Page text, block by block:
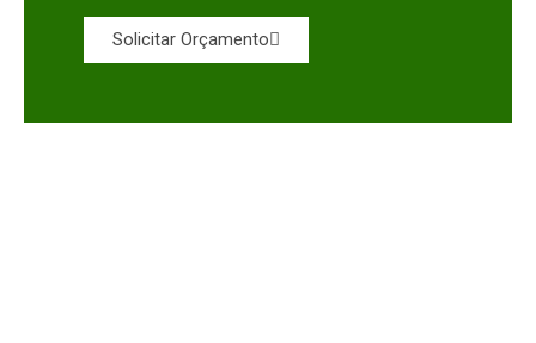
Solicitar Orçamento